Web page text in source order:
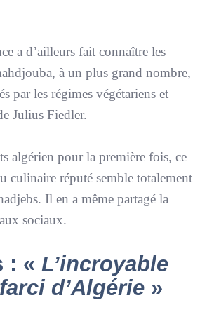
a d’ailleurs fait connaître les
à un plus grand nombre,
par les régimes végétariens et
Julius Fiedler.
algérien pour la première fois, ce
culinaire réputé semble totalement
Il en a même partagé la
sociaux.
: « L’incroyable
d’Algérie »